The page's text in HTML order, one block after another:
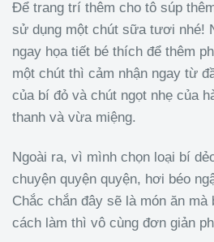
Để trang trí thêm cho tô súp
sử dụng một chút sữa tươi nhé!
ngay họa tiết bé thích để thêm
một chút thì cảm nhận ngay từ
của bí đỏ và chút ngọt nhẹ của
thanh và vừa miệng.
Ngoài ra, vì mình chọn loại bí
chuyện quyện quyện, hơi béo
Chắc chắn đây sẽ là món ăn
cách làm thì vô cùng đơn giản